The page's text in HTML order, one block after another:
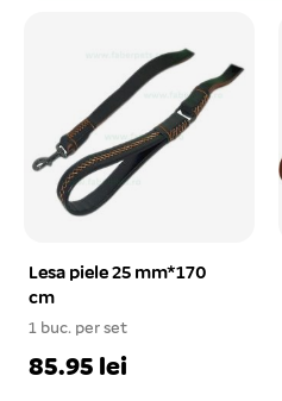
Lesa piele 25 mm*170
cm
1 buc. per set
85.95 lei